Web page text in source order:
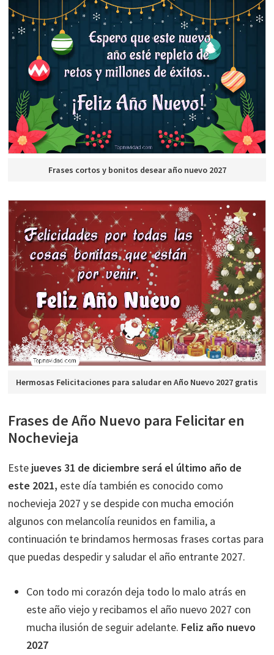
Frases cortos y bonitos desear año nuevo 2027
Hermosas Felicitaciones para saludar en Año Nuevo 2027 gratis
Frases de Año Nuevo para Felicitar en
Nochevieja
Este jueves 31 de diciembre será el último año de
este 2021, este día también es conocido como
nochevieja 2027 y se despide con mucha emoción
algunos con melancolía reunidos en familia, a
continuación te brindamos hermosas frases cortas para
que puedas despedir y saludar el año entrante 2027.
Con todo mi corazón deja todo lo malo atrás en
este año viejo y recibamos el año nuevo 2027 con
mucha ilusión de seguir adelante. Feliz año nuevo
2027